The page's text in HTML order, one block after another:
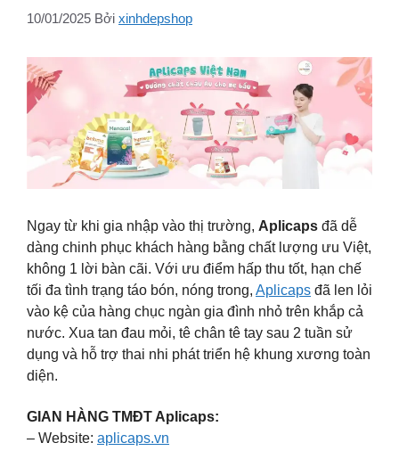
10/01/2025 Bởi xinhdepshop
Ngay từ khi gia nhập vào thị trường, Aplicaps đã dễ
dàng chinh phục khách hàng bằng chất lượng ưu Việt,
không 1 lời bàn cãi. Với ưu điểm hấp thu tốt, hạn chế
tối đa tình trạng táo bón, nóng trong, Aplicaps đã len lỏi
vào kệ của hàng chục ngàn gia đình nhỏ trên khắp cả
nước. Xua tan đau mỏi, tê chân tê tay sau 2 tuần sử
dụng và hỗ trợ thai nhi phát triển hệ khung xương toàn
diện.
GIAN HÀNG TMĐT Aplicaps:
– Website: aplicaps.vn